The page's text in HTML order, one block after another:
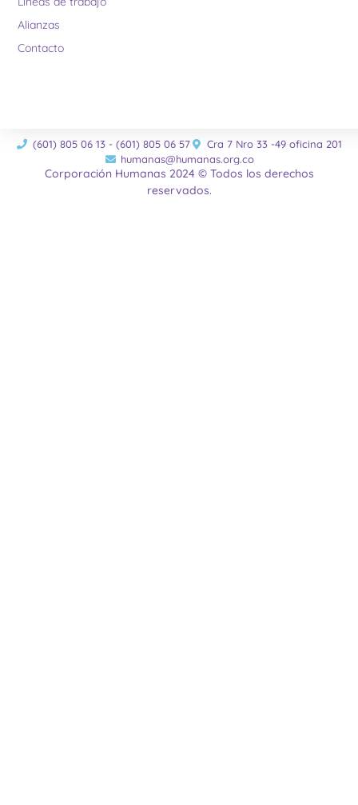
Alianzas
Contacto
(601) 805 06 13 - (601) 805 06 57
Cra 7 Nro 33 -49 oficina 201
humanas@humanas.org.co
Corporación Humanas 2024 © Todos los derechos
reservados.